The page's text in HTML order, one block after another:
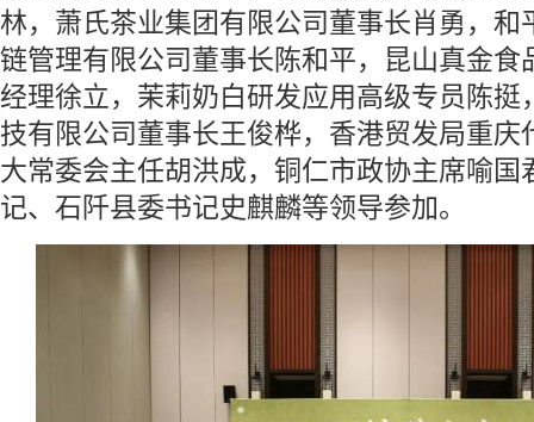
林，萧氏茶业集团有限公司董事长肖勇，和
链管理有限公司董事长陈和平，昆山真金食
经理徐立，茉莉奶白研发应用高级专员陈挺
技有限公司董事长王俊桦，香港贸发局重庆
大常委会主任胡洪成，铜仁市政协主席喻国
记、石阡县委书记史麒麟等领导参加。